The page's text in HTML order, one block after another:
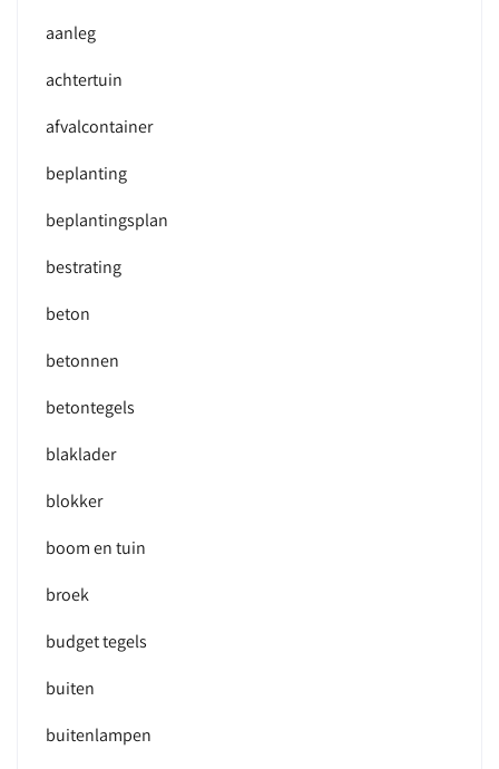
aanleg
achtertuin
afvalcontainer
beplanting
beplantingsplan
bestrating
beton
betonnen
betontegels
blaklader
blokker
boom en tuin
broek
budget tegels
buiten
buitenlampen